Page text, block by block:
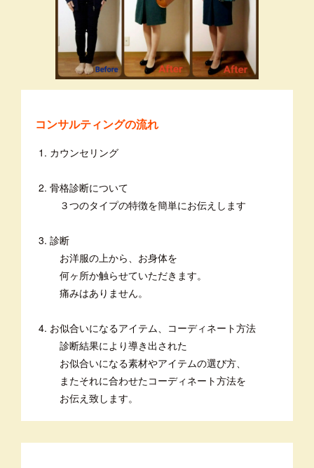
コンサルティングの流れ
カウンセリング
骨格診断について
３つのタイプの特徴を簡単にお伝えします
診断
お洋服の上から、お身体を
何ヶ所か触らせていただきます。
痛みはありません。
お似合いになるアイテム、コーディネート方法
診断結果により導き出された
お似合いになる素材やアイテムの選び方、
またそれに合わせたコーディネート方法を
お伝え致します。